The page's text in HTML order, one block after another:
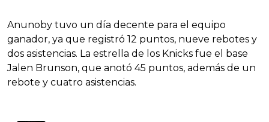
Anunoby tuvo un día decente para el equipo
ganador, ya que registró 12 puntos, nueve rebotes y
dos asistencias. La estrella de los Knicks fue el base
Jalen Brunson, que anotó 45 puntos, además de un
rebote y cuatro asistencias.